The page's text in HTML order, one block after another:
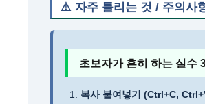
⚠️ 자주 틀리는 것 / 주의사
초보자가 흔히 하는 실수
복사 붙여넣기 (Ctrl+C,